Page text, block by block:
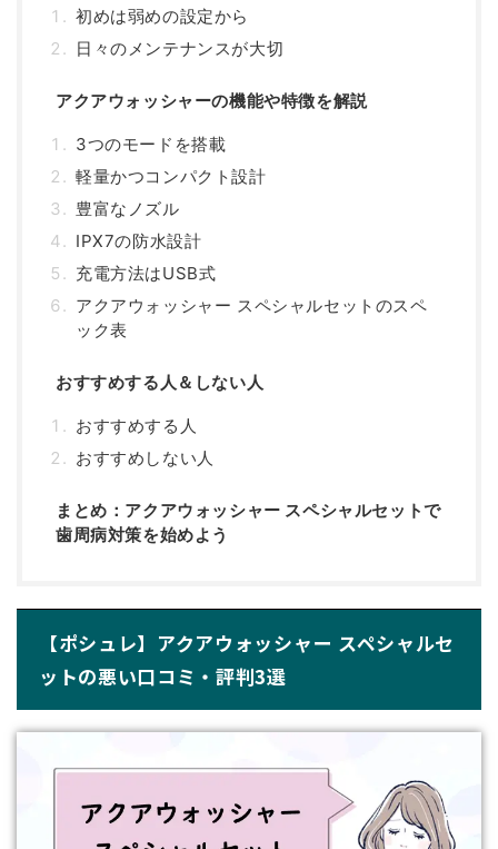
初めは弱めの設定から
日々のメンテナンスが大切
アクアウォッシャーの機能や特徴を解説
3つのモードを搭載
軽量かつコンパクト設計
豊富なノズル
IPX7の防水設計
充電方法はUSB式
アクアウォッシャー スペシャルセットのスペ
ック表
おすすめする人＆しない人
おすすめする人
おすすめしない人
まとめ：アクアウォッシャー スペシャルセットで
歯周病対策を始めよう
【ポシュレ】アクアウォッシャー スペシャルセ
ットの悪い口コミ・評判3選